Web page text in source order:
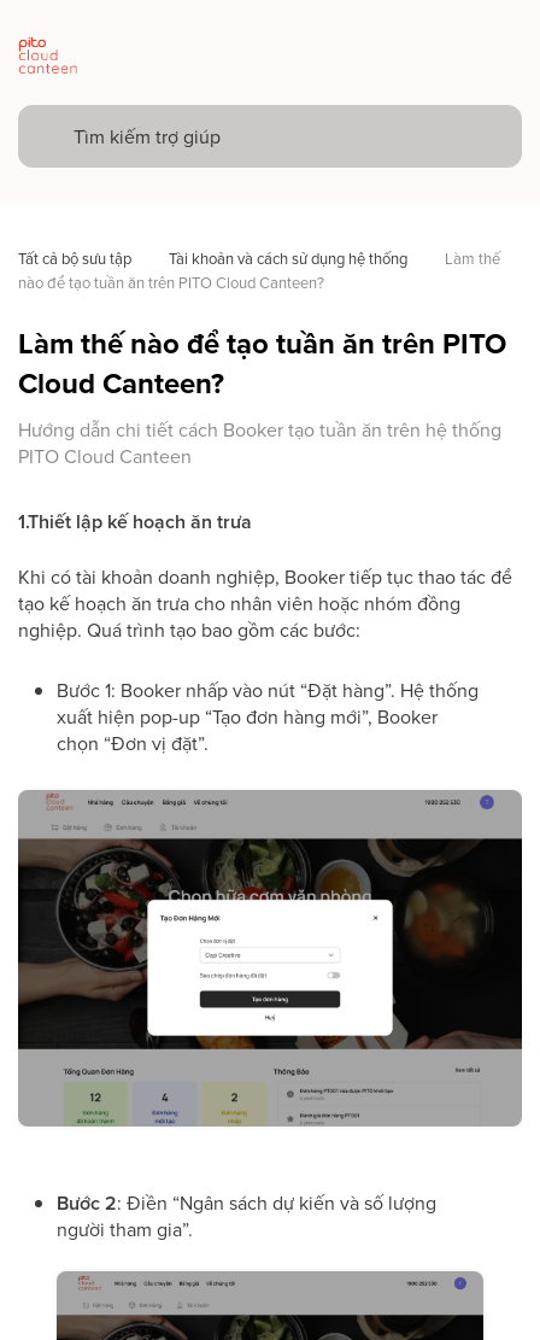
Tất cả bộ sưu tập Tài khoản và cách sử dụng hệ thống
Làm thế
nào để tạo tuần ăn trên PITO Cloud Canteen?
Làm thế nào để tạo tuần ăn trên PITO
Cloud Canteen?
Hướng dẫn chi tiết cách Booker tạo tuần ăn trên hệ thống
PITO Cloud Canteen
1.Thiết lập kế hoạch ăn trưa
Khi có tài khoản doanh nghiệp, Booker tiếp tục thao tác để
tạo kế hoạch ăn trưa cho nhân viên hoặc nhóm đồng
nghiệp. Quá trình tạo bao gồm các bước:
Bước 1: Booker nhấp vào nút “Đặt hàng”. Hệ thống
xuất hiện pop-up “Tạo đơn hàng mới”, Booker
chọn “Đơn vị đặt”.
Bước 2: Điền “Ngân sách dự kiến và số lượng
người tham gia”.